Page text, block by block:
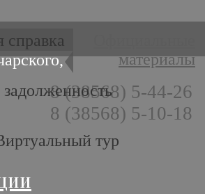
справка
тур
материалы
8 (38568) 5-44-26
8 (38568) 5-10-18